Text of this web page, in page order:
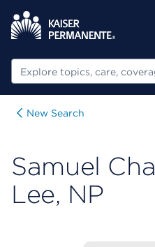
Buscar
New Search
Samuel
Lee, NP